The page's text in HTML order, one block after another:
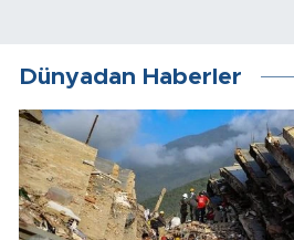
Dünyadan Haberler